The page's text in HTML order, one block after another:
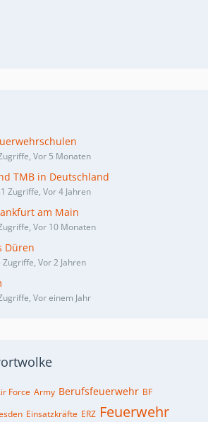
Vor 5 Monaten
TMB in Deutschland
Zugriffe, Vor 4 Jahren
am Main
Vor 10 Monaten
Düren
Vor 2 Jahren
Vor einem Jahr
Force Army Berufsfeuerwehr BF
Einsatzkräfte ERZ Feuerwehr